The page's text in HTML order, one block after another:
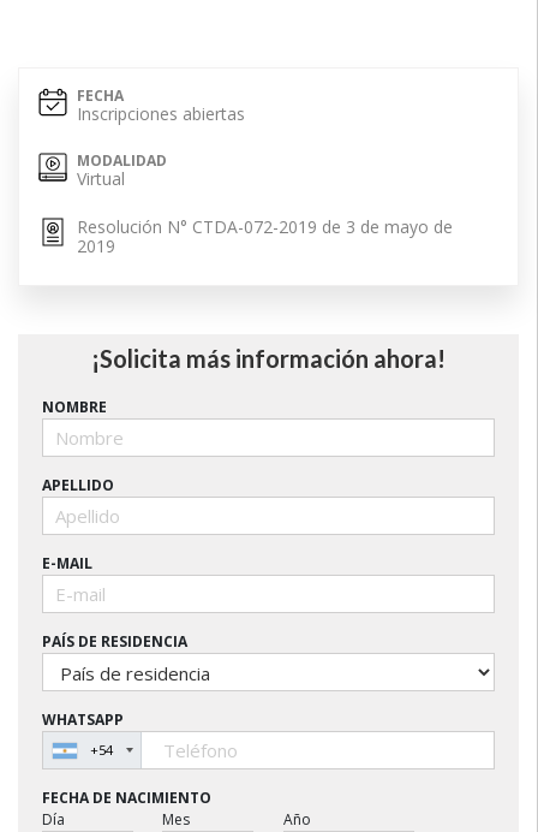
FECHA
Inscripciones abiertas
MODALIDAD
Virtual
Resolución N° CTDA-072-2019 de 3 de mayo de
2019
¡Solicita más información ahora!
NOMBRE
APELLIDO
E-MAIL
PAÍS DE RESIDENCIA
WHATSAPP
+54
FECHA DE NACIMIENTO
Día
Mes Año